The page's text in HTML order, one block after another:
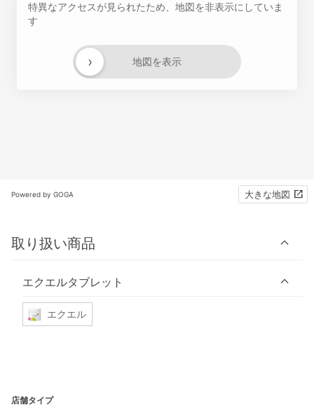
特異なアクセスが見られたため、地図を非表示にしていま
す
地図を表示
›
Powered by GOGA 大きな地図
取り扱い商品
エクエルタブレット
エクエル
店舗タイプ